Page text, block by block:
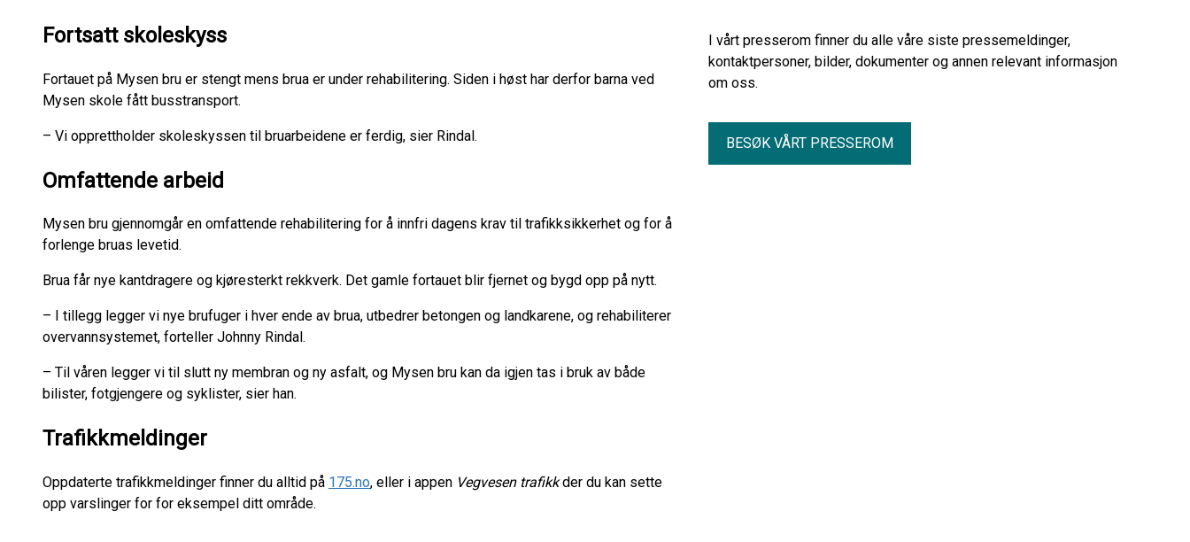
Fortsatt skoleskyss
Fortauet på Mysen bru er stengt mens brua er under rehabilitering. Siden i høst har derfor barna ved
Mysen skole fått busstransport.
– Vi opprettholder skoleskyssen til bruarbeidene er ferdig, sier Rindal.
Omfattende arbeid
Mysen bru gjennomgår en omfattende rehabilitering for å innfri dagens krav til trafikksikkerhet og for å
forlenge bruas levetid.
Brua får nye kantdragere og kjøresterkt rekkverk. Det gamle fortauet blir fjernet og bygd opp på nytt.
– I tillegg legger vi nye brufuger i hver ende av brua, utbedrer betongen og landkarene, og rehabiliterer
overvannsystemet, forteller Johnny Rindal.
– Til våren legger vi til slutt ny membran og ny asfalt, og Mysen bru kan da igjen tas i bruk av både
bilister, fotgjengere og syklister, sier han.
Trafikkmeldinger
Oppdaterte trafikkmeldinger finner du alltid på 175.no, eller i appen Vegvesen trafikkder du kan sette
opp varslinger for for eksempel ditt område.
I vårt presserom finner du alle våre siste pressemeldinger,
kontaktpersoner, bilder, dokumenter og annen relevant informasjon
om oss.
BESØK VÅRT PRESSEROM